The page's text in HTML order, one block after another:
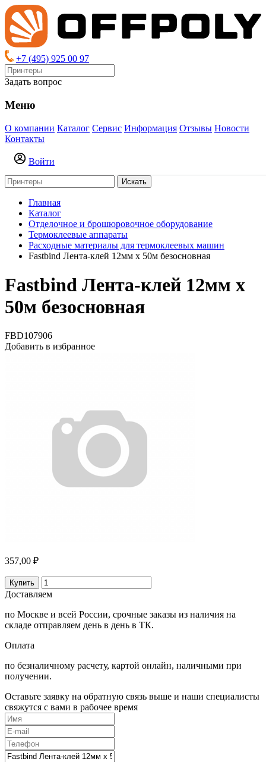
+7 (495) 925 00 97
Задать вопрос
Меню
О компании Каталог Сервис Информация Отзывы Новости
Контакты
Войти
Искать
Главная
Каталог
Отделочное и брошюровочное оборудование
Термоклеевые аппараты
Расходные материалы для термоклеевых машин
Fastbind Лента-клей 12мм х 50м безосновная
Fastbind Лента-клей 12мм х
50м безосновная
FBD107906
Добавить в избранное
357,00 ₽
Купить
Доставляем
по Москве и всей России, срочные заказы из наличия на
складе отправляем день в день в ТК.
Оплата
по безналичному расчету, картой онлайн, наличными при
получении.
Оставьте заявку на обратную связь выше и наши специалисты
свяжутся с вами в рабочее время